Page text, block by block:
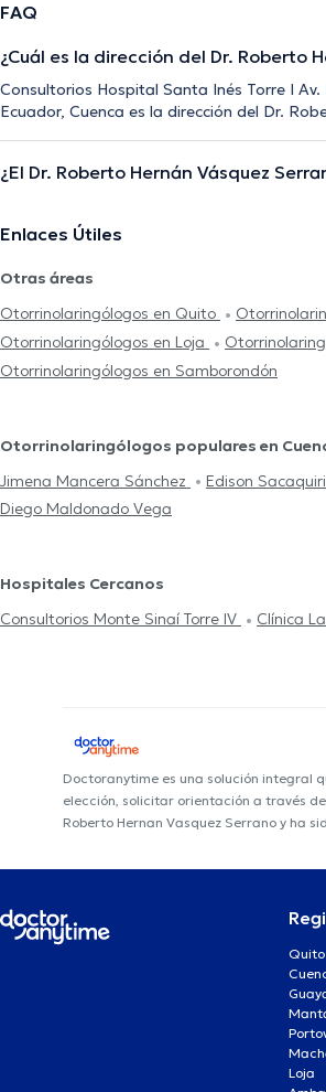
FAQ
¿Cuál es la dirección del Dr. Roberto
Consultorios Hospital Santa Inés Torre I
Ecuador, Cuenca es la dirección del Dr.
¿El Dr. Roberto Hernán Vásquez
Enlaces Útiles
Otras áreas
Otorrinolaringólogos en Quito
Otorrinolaringólogos en Loja
Otorrinolaringólogos en Samborondón
Otorrinolaringólogos populares en
Jimena Mancera Sánchez
Edison
Diego Maldonado Vega
Hospitales Cercanos
Consultorios Monte Sinaí Torre IV
Clínica
Doctoranytime es una solución integral
elección, solicitar orientación a través
Roberto Hernan Vasquez Serrano y ha
Quito
Loja